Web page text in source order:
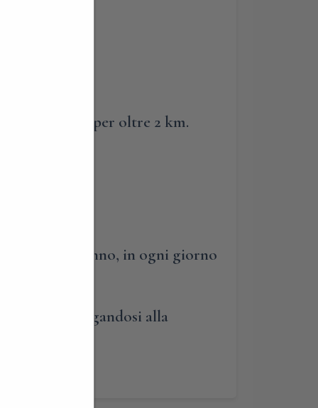
e si snoda per oltre 2 km.
tutto l’anno, in ogni giorno
aggregandosi alla